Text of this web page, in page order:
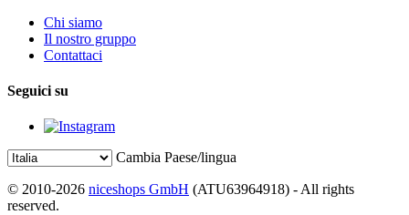
Chi siamo
Il nostro gruppo
Contattaci
Seguici su
Cambia Paese/lingua
© 2010-2026 niceshops GmbH (ATU63964918) - All rights
reserved.